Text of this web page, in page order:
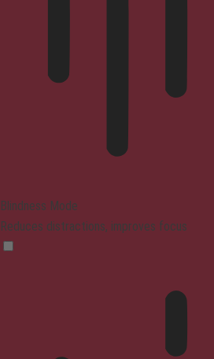
Blindness Mode
Reduces distractions, improves focus